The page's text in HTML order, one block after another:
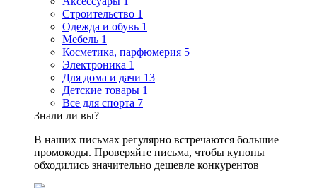
Строительство 1
Одежда и обувь 1
Мебель 1
Косметика, парфюмерия 5
Электроника 1
Для дома и дачи 13
Детские товары 1
Все для спорта 7
Знали ли вы?
В наших письмах регулярно встречаются большие
промокоды. Проверяйте письма, чтобы купоны
обходились значительно дешевле конкурентов